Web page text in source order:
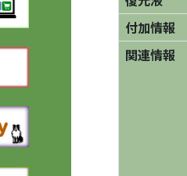
付加情報
関連情報